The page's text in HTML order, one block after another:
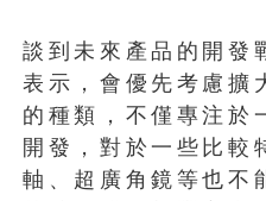
談到未來產品的開發
表示，會優先考慮擴
的種類，不僅專注於
開發，對於一些比較
軸、超廣角鏡等也不